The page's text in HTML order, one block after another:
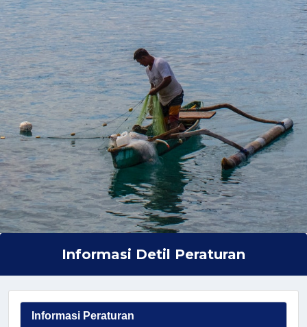
Informasi Detil Peraturan
Informasi Peraturan